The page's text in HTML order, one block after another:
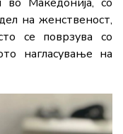
на женственост,
се поврзува со
нагласување на